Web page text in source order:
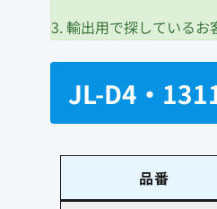
3. 輸出用で探しているお
JL-D4・
品番